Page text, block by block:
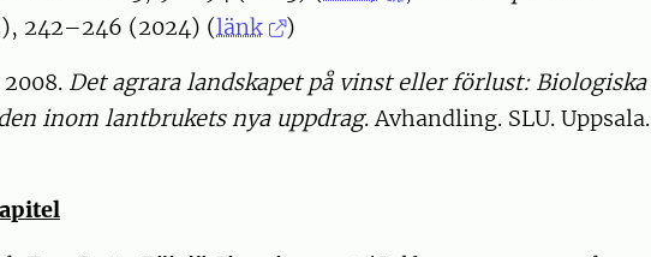
242–246 (2024) (länk
)
2008. Det agrara landskapet på vinst eller förlust: Biologiska
inom lantbrukets nya uppdrag. Avhandling. SLU. Uppsala.